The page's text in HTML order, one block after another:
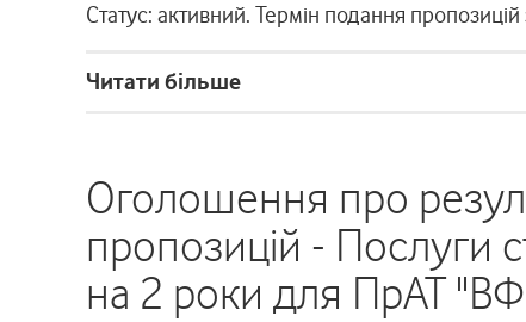
Статус: активний. Термін подання пропозицій
Читати більше
Оголошення про
пропозицій - Послуги
на 2 роки для ПрАТ "ВФ